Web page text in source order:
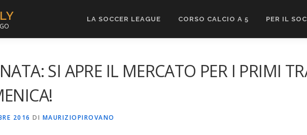
LA SOCCER LEAGUE CORSO CALCIO A 5 PER IL
SI APRE IL MERCATO PER I PRIMI
2016 DI MAURIZIOPIROVANO